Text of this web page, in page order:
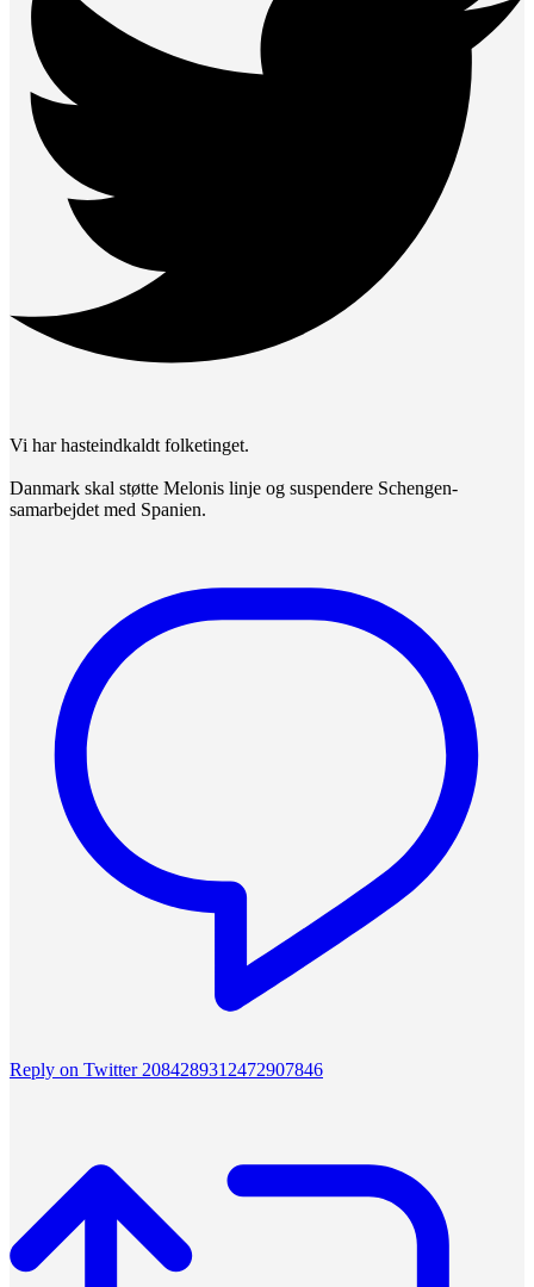
Vi har hasteindkaldt folketinget.
Danmark skal støtte Melonis linje og suspendere Schengen-
samarbejdet med Spanien.
Reply on Twitter 2084289312472907846